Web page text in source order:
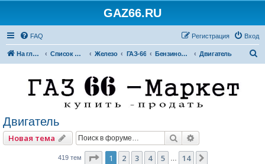
GAZ66.RU
FAQ Вход
Регистрация
На главную Список форумов Железо ГАЗ-66 Бензиновые двигатели Двигатель
Двигатель
Новая тема Поиск
419 тем Страница из 14
1 2 3 4 5 14